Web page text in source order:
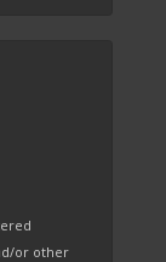
or other